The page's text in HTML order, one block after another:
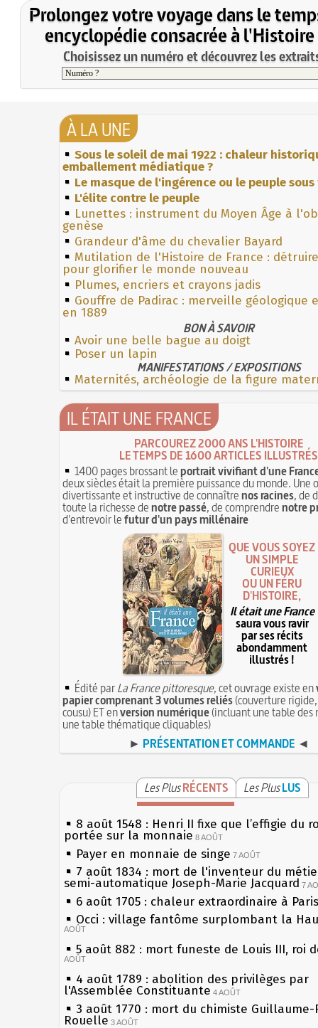
Prolongez votre voyage dans le
encyclopédie consacrée à l'Histoire
Choisissez un numéro et découvrez les
À LA UNE
Sous le soleil de mai 1922 : chaleur
emballement médiatique ?
Le masque de l'ingérence ou le peuple
L'élite contre le peuple
Lunettes : instrument du Moyen Âge à
genèse
Grandeur d'âme du chevalier Bayard
Mutilation de l'Histoire de France :
pour glorifier le monde nouveau
Plumes, encriers et crayons jadis
Gouffre de Padirac : merveille géologique
en 1889
BON À SAVOIR
Avoir une belle bague au doigt
Poser un lapin
MANIFESTATIONS / EXPOSITIONS
Maternités, archéologie de la figure
IL ÉTAIT UNE FRANCE
PARCOUREZ 2000 ANS L'HISTOIRE
LE TEMPS DE 1600 ARTICLES ILLUSTRÉS
1400 pages brossant leportrait vivifiant d'une
deux siècles était la première puissance du monde. Une
divertissante et instructive de connaîtrenos racines, de
toute la richesse denotre passé, de comprendrenotre
d'entrevoir lefutur d'un pays millénaire
QUE VOUS SOYEZ
UN SIMPLE
CURIEUX
OU UN FÉRU
D'HISTOIRE,
Il était une France
saura vous ravir
par ses récits
abondamment
illustrés !
Édité parLa France pittoresque, cet ouvrage existe en
papier comprenant 3 volumes reliés(couverture
cousu) ET enversion numérique(incluant une table des
une table thématique cliquables)
► PRÉSENTATION ET COMMANDE ◄
Les PlusRÉCENTS Les PlusLUS
8 août 1548 : Henri II fixe que l’effigie du
portée sur la monnaie 8 AOÛT
Payer en monnaie de singe 7 AOÛT
7 août 1834 : mort de l'inventeur du
semi-automatique Joseph-Marie Jacquard 7
6 août 1705 : chaleur extraordinaire à Paris
Occi : village fantôme surplombant la
AOÛT
5 août 882 : mort funeste de Louis III, roi
AOÛT
4 août 1789 : abolition des privilèges par
l'Assemblée Constituante 4 AOÛT
3 août 1770 : mort du chimiste Guillaume-
Rouelle 3 AOÛT